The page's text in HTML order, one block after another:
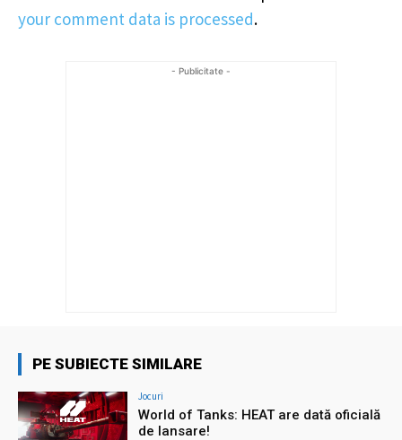
your comment data is processed.
- Publicitate -
PE SUBIECTE SIMILARE
Jocuri
World of Tanks: HEAT are dată oficială
de lansare!